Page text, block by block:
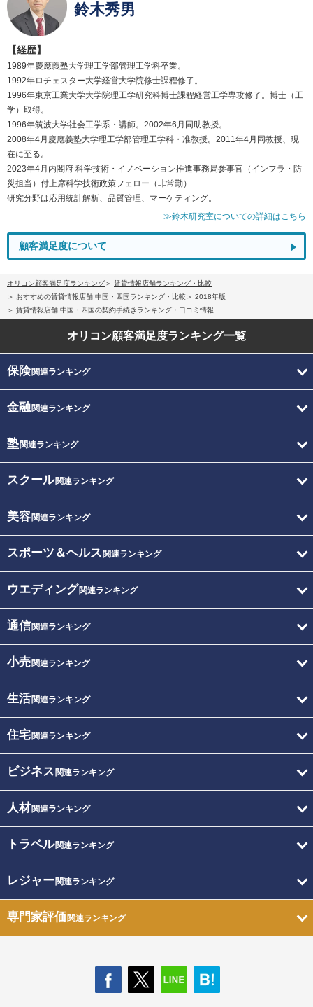
鈴木秀男
【経歴】
1989年慶應義塾大学理工学部管理工学科卒業。
1992年ロチェスター大学経営大学院修士課程修了。
1996年東京工業大学大学院理工学研究科博士課程経営工学専攻修了。博士（工
学）取得。
1996年筑波大学社会工学系・講師。2002年6月同助教授。
2008年4月慶應義塾大学理工学部管理工学科・准教授。2011年4月同教授、現
在に至る。
2023年4月内閣府 科学技術・イノベーション推進事務局参事官（インフラ・防
災担当）付上席科学技術政策フェロー（非常勤）
研究分野は応用統計解析、品質管理、マーケティング。
≫鈴木研究室についての詳細はこちら
顧客満足度について
オリコン顧客満足度ランキング
賃貸情報店舗ランキング・比較
おすすめの賃貸情報店舗 中国・四国ランキング・比較
2018年版
賃貸情報店舗 中国・四国の契約手続きランキング・口コミ情報
オリコン顧客満足度ランキング一覧
保険関連ランキング
金融関連ランキング
塾関連ランキング
スクール関連ランキング
美容関連ランキング
スポーツ＆ヘルス 関連ランキング
ウエディング関連ランキング
通信関連ランキング
小売関連ランキング
生活関連ランキング
住宅関連ランキング
ビジネス 関連ランキング
人材関連ランキング
トラベル関連ランキング
レジャー関連ランキング
専門家評価関連ランキング